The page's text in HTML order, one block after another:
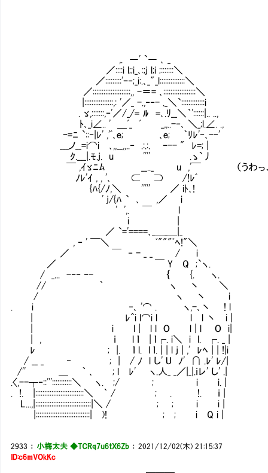
,. ―' `― ､ _
／::::i l;;i_､:;j l;i ;:::::::＼
／:::::::::'ｰ‐;_i:.､_"_l::::::::::::::＼
／:::::::::::::::::::::,, -＝= ､::::::::::::::::::＼
|::::::::::::::::,: '／_ -.,‐‐- ._＼`:::::::::::::i
. ゞ,:::::::,‐'／/_/= ﾙ =､.ﾘ__＼｀'::::::|.. ..,
ﾄ､_i∠.. ' ＿ﾞ_ ﾞ _,,..-‐､ ＼_;l.∠. .,
ｰ=ﾆ `::‐|ﾚ' ,'ﾞ､e; ､e; ｀ﾘﾚ'‐､-‐'
___ノ__=i⌒i ､,,__,,..‐ .:.:. ｰ-- " ﾚ=; |
ｸ.___|.ﾓ.j. u '''' .ゝ`丿
￣ ,ｲゞﾆﾑ __.._ u ,'￣ （うわっ、厳格そ
ﾉﾚ'ｲ , , '､ ⊂ ⊃ /!ﾚﾞ
{ﾊ{/ﾉ,＼ ''''' ／ iﾄ､!
' j/{ﾊ ` ､ ,／ i
' ',. ￣ l
i |
／ `='====､_＿_＿|_
, ‐ ' ￣＼ ﾞ"""ﾞﾍ!"＼
／ ￣ ‐ - _ _ / i
／ ￣ Y Q ;`ヽ.
/ _... -‐‐ ‐- ｛ {. ヽ.
// ｀ ヽ 丶 ＼
/ ヽ 丶 i
. i ‐､ '⌒ . ヽ,-､丶 ! l
| ﾚ^i l⌒i l l l 丶 i |
| i l | l l O l | l O i|
| , ｉ l ｌ | ｌ┌. i＼ i l. ┌. _ |
ﾚ ; |. ｌ l. l ｌ. | | l j | ,' ﾚﾍ | | !|i
/ __ _ ‐ ; | / ﾉ l し' U ﾉ' ∩ .ﾚ' ﾚ/|
/'' ＿ ｀ ､ ; l ﾚ' ヽ.人_ _／|_|.ｉレ' し' .|
.〈,--┬‐::''':::::::::::＼ ヽ. ;/ ; i i. |
. !. |:::::::::::::::::::::::::::＼ ｀ / ; . !. ｉ |
L...,|:::::::::::::::::::::::::::::::|＼ / ; ; i i |
|::::::::::::::::::::::::::::::| )! ; ; i Q i |
2933 ： 小梅太夫 ◆TCRq7u6tX6Zb ：2021/12/02(木) 21:15:37
ID:c6mVOkKc